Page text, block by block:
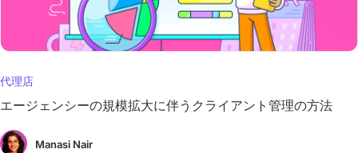
代理店
エージェンシーの規模拡大に伴うクライアント管理の方法
Manasi Nair